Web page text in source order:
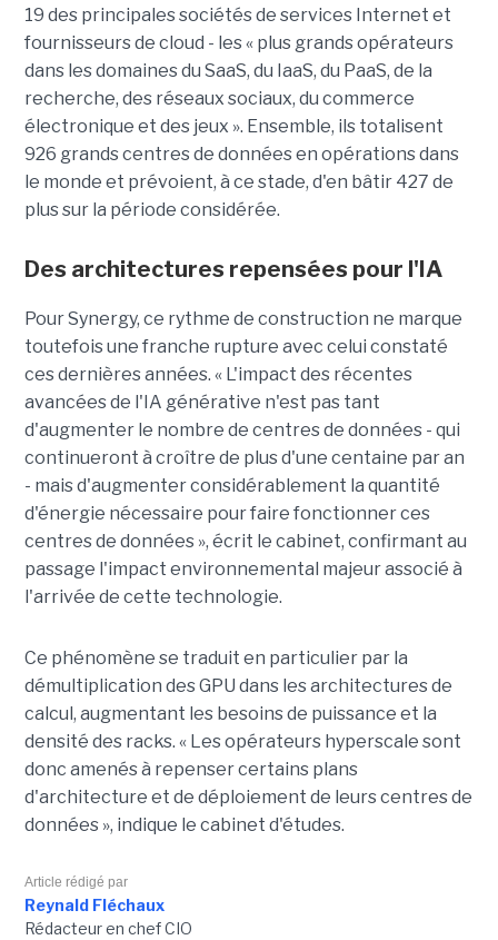
19 des principales sociétés de services Internet et
fournisseurs de cloud - les « plus grands opérateurs
dans les domaines du SaaS, du IaaS, du PaaS, de la
recherche, des réseaux sociaux, du commerce
électronique et des jeux ». Ensemble, ils totalisent
926 grands centres de données en opérations dans
le monde et prévoient, à ce stade, d'en bâtir 427 de
plus sur la période considérée.
Des architectures repensées pour l'IA
Pour Synergy, ce rythme de construction ne marque
toutefois une franche rupture avec celui constaté
ces dernières années. « L'impact des récentes
avancées de l'IA générative n'est pas tant
d'augmenter le nombre de centres de données - qui
continueront à croître de plus d'une centaine par an
- mais d'augmenter considérablement la quantité
d'énergie nécessaire pour faire fonctionner ces
centres de données », écrit le cabinet, confirmant au
passage l'impact environnemental majeur associé à
l'arrivée de cette technologie.
Ce phénomène se traduit en particulier par la
démultiplication des GPU dans les architectures de
calcul, augmentant les besoins de puissance et la
densité des racks. « Les opérateurs hyperscale sont
donc amenés à repenser certains plans
d'architecture et de déploiement de leurs centres de
données », indique le cabinet d'études.
Article rédigé par
Reynald Fléchaux
Rédacteur en chef CIO